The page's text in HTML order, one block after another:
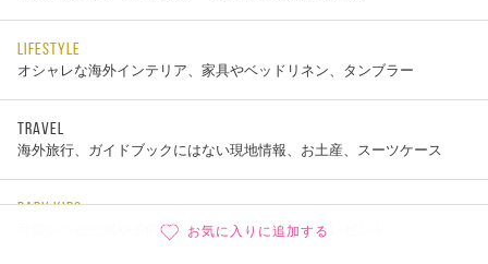
お気に入りに追加する
LIFESTYLE
オシャレな海外インテリア、家具やベッドリネン、タンブラー
TRAVEL
海外旅行、ガイドブックにはない現地情報、お土産、スーツケース
BABY KIDS
可愛いベビー服や子供服、出産祝いやお誕生日プレゼント